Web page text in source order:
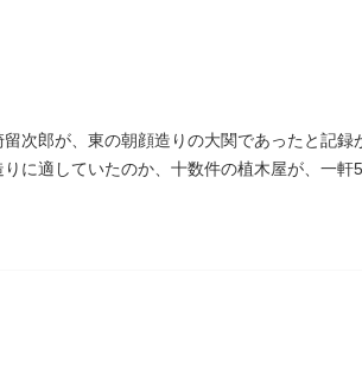
次郎が、東の朝顔造りの大関であったと記録
に適していたのか、十数件の植木屋が、一軒